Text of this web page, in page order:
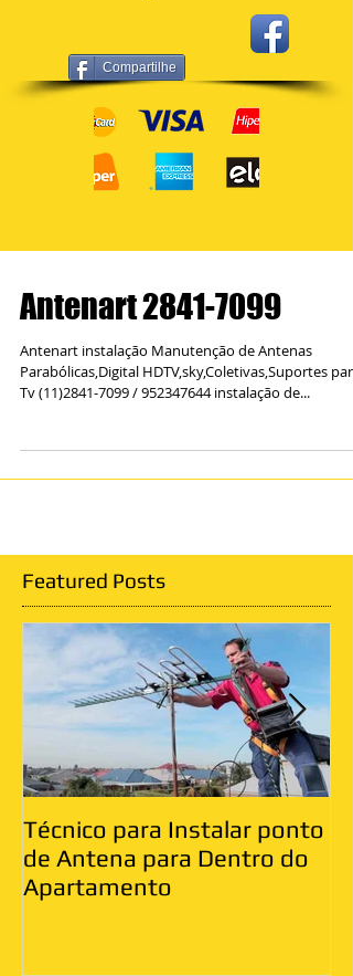
Compartilhe
Antenart 2841-7099
Antenart instalação Manutenção de Antenas
Parabólicas,Digital HDTV,sky,Coletivas,Suportes para
Tv (11)2841-7099 / 952347644 instalação de...
Featured Posts
Técnico para Instalar ponto
de Antena para Dentro do
Apartamento